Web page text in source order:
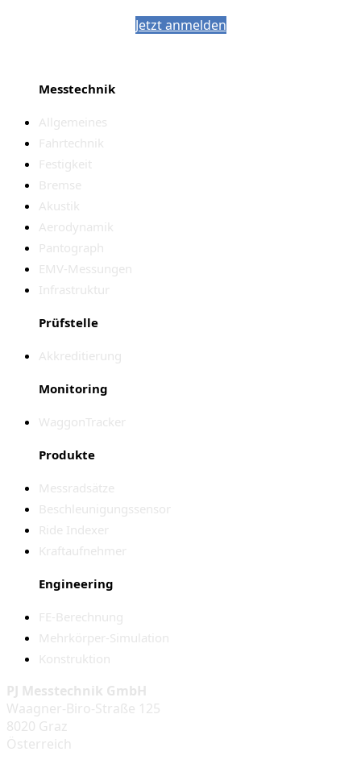
Jetzt anmelden
Messtechnik
Allgemeines
Fahrtechnik
Festigkeit
Bremse
Akustik
Aerodynamik
Pantograph
EMV-Messungen
Infrastruktur
Prüfstelle
Akkreditierung
Monitoring
WaggonTracker
Produkte
Messradsätze
Beschleunigungssensor
Ride Indexer
Kraftaufnehmer
Engineering
FE-Berechnung
Mehrkörper-Simulation
Konstruktion
PJ Messtechnik GmbH
Waagner-Biro-Straße 125
8020 Graz
Österreich